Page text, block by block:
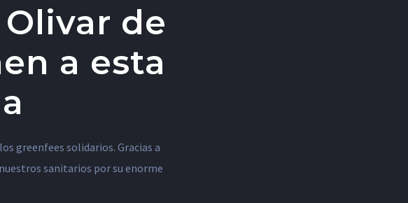
de
a esta
greenfees solidarios. Gracias a
sanitarios por su enorme